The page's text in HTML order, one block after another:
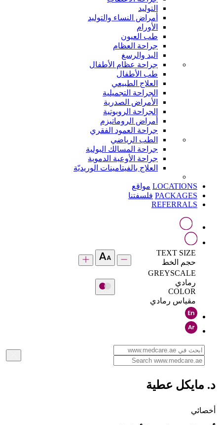
التوليد
أمراض النساء والتوليد
الأورام
طب العيون
جراحة العظام
اليد والرسغ
جراحة عظام الأطفال
طب الأطفال
العلاج الطبيعي
الجراحة التجميلية
الأمراض الصدرية
الجراحة الروبوتية
أمراض الروماتيزم
جراحة العمود الفقري
الطب الرياضي
جراحة المسالك البولية
جراحة الأوعية الدموية
العلاج بالفيتامينات الوريديّة
LOCATIONS مواقع
PACKAGES فلسفتنا
REFERRALS
TEXT SIZE
حجم الخط
GREYSCALE
رمادي
COLOR
مقياس رمادي
د. مايكل عطية
أخصائي